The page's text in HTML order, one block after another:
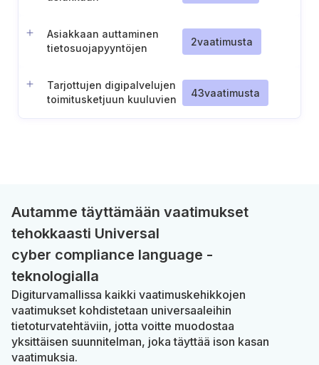
Asiakkaan auttaminen
tietosuojapyyntöjen
2vaatimusta
Tarjottujen digipalvelujen
toimitusketjuun kuuluvien
43vaatimusta
Autamme täyttämään vaatimukset
tehokkaasti Universal
cyber compliance language -
teknologialla
Digiturvamallissa kaikki vaatimuskehikkojen
vaatimukset kohdistetaan universaaleihin
tietoturvatehtäviin, jotta voitte muodostaa
yksittäisen suunnitelman, joka täyttää ison kasan
vaatimuksia.